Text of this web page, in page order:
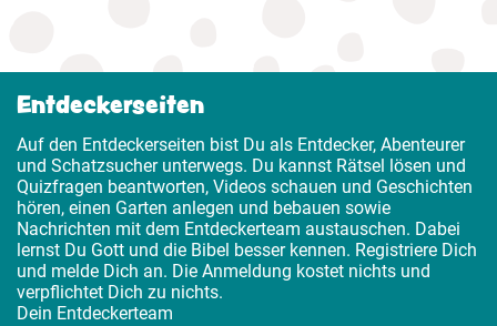
Entdeckerseiten
Auf den Entdeckerseiten bist Du als Entdecker, Abenteurer
und Schatzsucher unterwegs. Du kannst Rätsel lösen und
Quizfragen beantworten, Videos schauen und Geschichten
hören, einen Garten anlegen und bebauen sowie
Nachrichten mit dem Entdeckerteam austauschen. Dabei
lernst Du Gott und die Bibel besser kennen. Registriere Dich
und melde Dich an. Die Anmeldung kostet nichts und
verpflichtet Dich zu nichts.
Dein Entdeckerteam